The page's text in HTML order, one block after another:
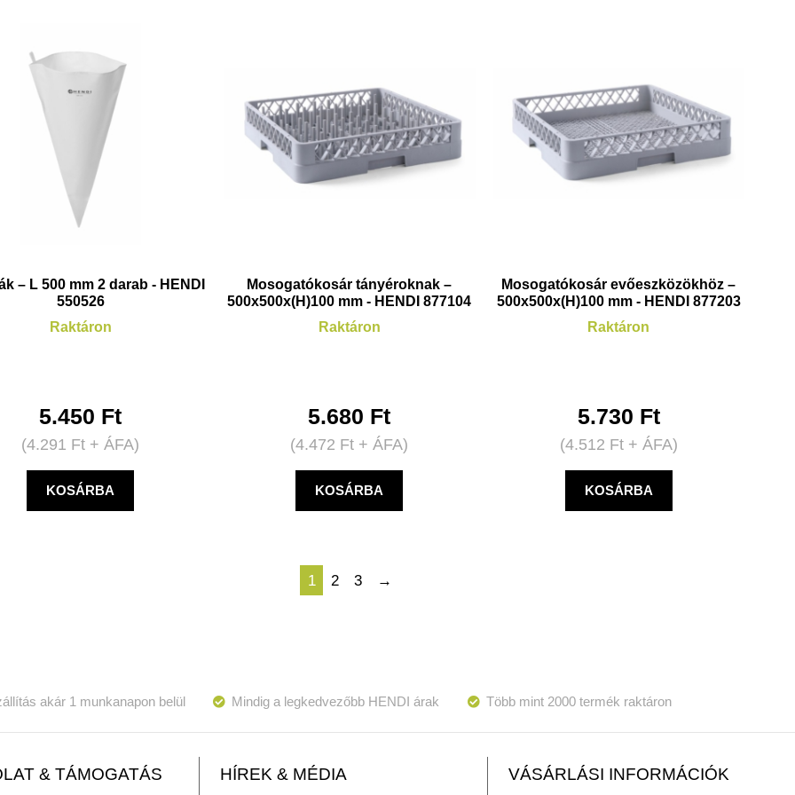
– L 500 mm 2 darab - HENDI
550526
Raktáron
5.450 Ft
(4.291 Ft + ÁFA)
KOSÁRBA
Mosogatókosár tányéroknak –
500x500x(H)100 mm - HENDI 877104
Raktáron
5.680 Ft
(4.472 Ft + ÁFA)
KOSÁRBA
Mosogatókosár evőeszközökhöz –
500x500x(H)100 mm - HENDI 877203
Raktáron
5.730 Ft
(4.512 Ft+ ÁFA)
KOSÁRBA
1 2 3 →
akár 1 munkanapon belül Mindig a legkedvezőbb HENDI árak Több mint 2000 termék raktáron
& TÁMOGATÁS HÍREK & MÉDIA VÁSÁRLÁSI INFORMÁCIÓK